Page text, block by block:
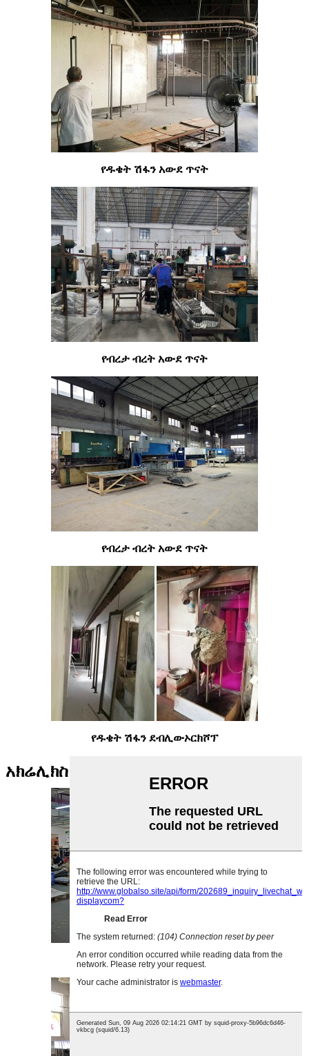
የዱቄት ሽፋን አውደ ጥናት
የብረታ ብረት አውደ ጥናት
የብረታ ብረት አውደ ጥናት
የዱቄት ሽፋን ደብሊውኦርክሾፕ
አክሬሊክስ ወርክሾፕ
የአክሬሊክ ስብሰባ አውደ ጥናት